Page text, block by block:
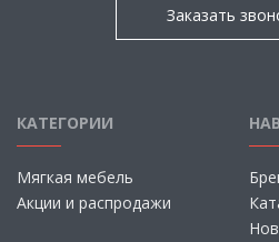
Заказать
КАТЕГОРИИ
Мягкая мебель
Акции и распродажи